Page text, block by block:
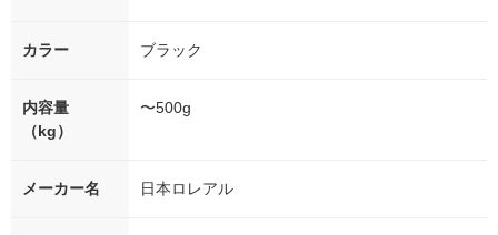
カラー ブラック
内容量
（kg）
〜500g
メーカー名 日本ロレアル